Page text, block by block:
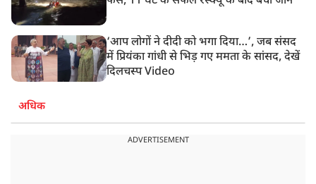
‘आप लोगों ने दीदी को भगा दिया…’, जब संसद
में प्रियंका गांधी से भिड़ गए ममता के सांसद, देखें
दिलचस्प Video
अधिक
ADVERTISEMENT